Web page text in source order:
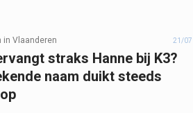
in Vlaanderen 21/07
straks Hanne bij K3?
naam duikt steeds